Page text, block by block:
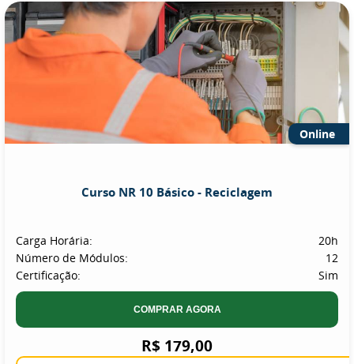
Online
Curso NR 10 Básico - Reciclagem
Carga Horária:
20h
Número de Módulos:
12
Certificação:
Sim
COMPRAR AGORA
R$ 179,00